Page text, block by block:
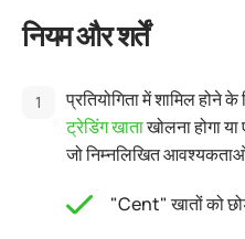
नियम और शर्तें
प्रतियोगिता में शामिल होने
ट्रेडिंग खाताखोलना होगा
जो निम्नलिखित आवश्यकताओं
"Cent" खातों को